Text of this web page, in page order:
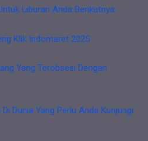
Liburan Anda Berikutnya
Klik Indomaret 2025
Yang Terobsesi Dengan
Dunia Yang Perlu Anda Kunjungi